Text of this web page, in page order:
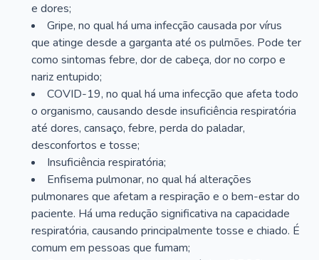
e dores;
Gripe, no qual há uma infecção causada por vírus
que atinge desde a garganta até os pulmões. Pode ter
como sintomas febre, dor de cabeça, dor no corpo e
nariz entupido;
COVID-19, no qual há uma infecção que afeta todo
o organismo, causando desde insuficiência respiratória
até dores, cansaço, febre, perda do paladar,
desconfortos e tosse;
Insuficiência respiratória;
Enfisema pulmonar, no qual há alterações
pulmonares que afetam a respiração e o bem-estar do
paciente. Há uma redução significativa na capacidade
respiratória, causando principalmente tosse e chiado. É
comum em pessoas que fumam;